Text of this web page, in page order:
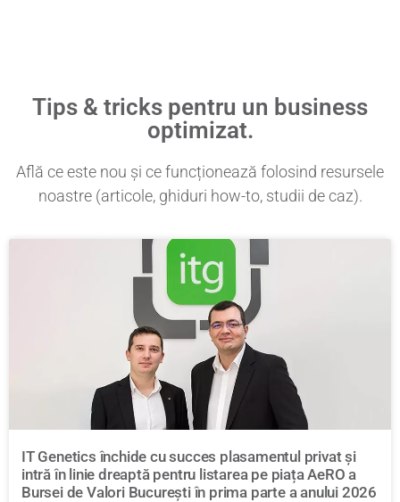
Tips & tricks pentru un business
optimizat.
Află ce este nou și ce funcționează folosind resursele
noastre (articole, ghiduri how-to, studii de caz).
IT Genetics închide cu succes plasamentul privat și
intră în linie dreaptă pentru listarea pe piața AeRO a
Bursei de Valori București în prima parte a anului 2026